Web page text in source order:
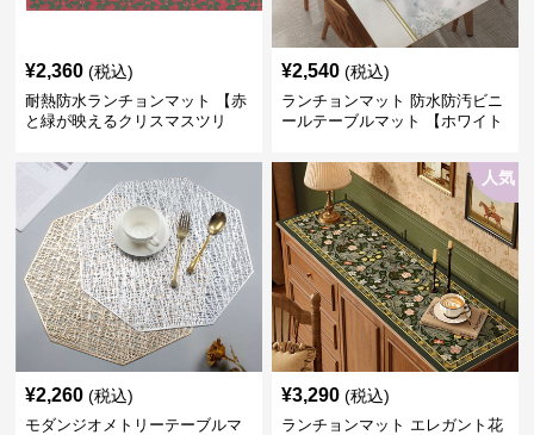
¥2,360 (税込)
耐熱防水ランチョンマット 【赤
と緑が映えるクリスマスツリ
¥2,540 (税込)
ランチョンマット 防水防汚ビニ
ールテーブルマット 【ホワイト
¥2,260 (税込)
モダンジオメトリーテーブルマ
人気
¥3,290 (税込)
ランチョンマット エレガント花